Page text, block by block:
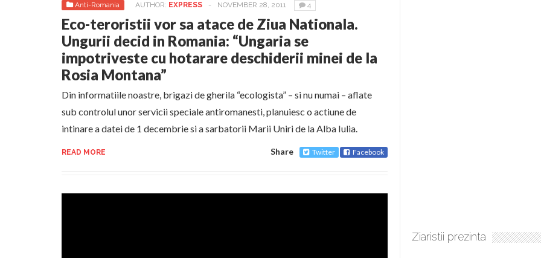
Anti-Romania AUTHOR: EXPRESS - NOVEMBER 28, 2011 4
Eco-teroristii vor sa atace de Ziua Nationala.
Ungurii decid in Romania: “Ungaria se
impotriveste cu hotarare deschiderii minei de la
Rosia Montana”
Din informatiile noastre, brigazi de gherila “ecologista” – si nu numai – aflate
sub controlul unor servicii speciale antiromanesti, planuiesc o actiune de
intinare a datei de 1 decembrie si a sarbatorii Marii Uniri de la Alba Iulia.
READ MORE Share Twitter Facebook
Ziaristii prezinta